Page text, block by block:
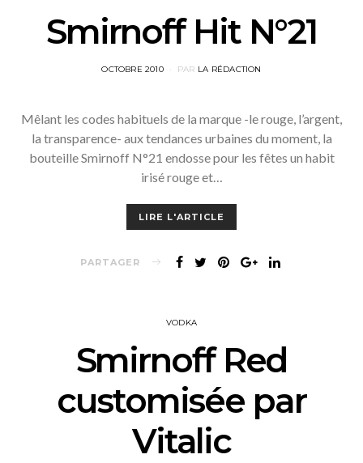
Smirnoff Hit N°21
POSTED
OCTOBRE 2010 PAR LA RÉDACTION
Mêlant les codes habituels de la marque -le rouge, l’argent,
la transparence- aux tendances urbaines du moment, la
bouteille Smirnoff N°21 endosse pour les fêtes un habit
irisé rouge et…
LIRE L'ARTICLE
PARTAGER
VODKA
Smirnoff Red
customisée par
Vitalic